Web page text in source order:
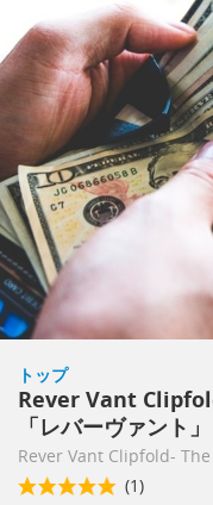
トップ
Rever Vant
「レバーヴァント」
Rever Vant Clipfold-
(1)